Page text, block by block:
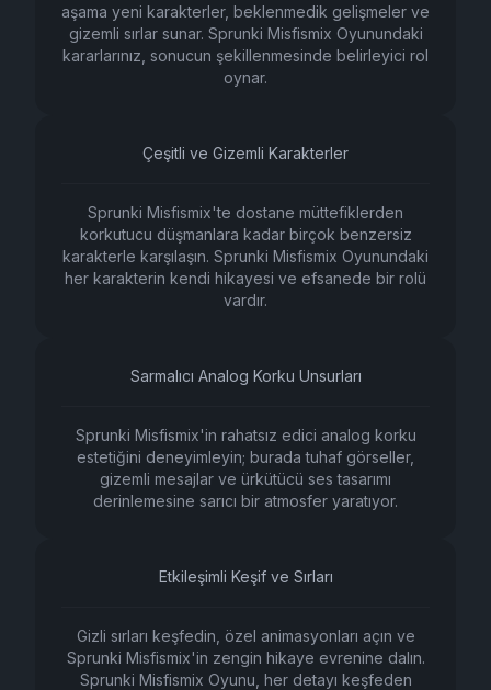
aşama yeni karakterler, beklenmedik gelişmeler ve
gizemli sırlar sunar. Sprunki Misfismix Oyunundaki
kararlarınız, sonucun şekillenmesinde belirleyici rol
oynar.
Çeşitli ve Gizemli Karakterler
Sprunki Misfismix'te dostane müttefiklerden
korkutucu düşmanlara kadar birçok benzersiz
karakterle karşılaşın. Sprunki Misfismix Oyunundaki
her karakterin kendi hikayesi ve efsanede bir rolü
vardır.
Sarmalıcı Analog Korku Unsurları
Sprunki Misfismix'in rahatsız edici analog korku
estetiğini deneyimleyin; burada tuhaf görseller,
gizemli mesajlar ve ürkütücü ses tasarımı
derinlemesine sarıcı bir atmosfer yaratıyor.
Etkileşimli Keşif ve Sırları
Gizli sırları keşfedin, özel animasyonları açın ve
Sprunki Misfismix'in zengin hikaye evrenine dalın.
Sprunki Misfismix Oyunu, her detayı keşfeden